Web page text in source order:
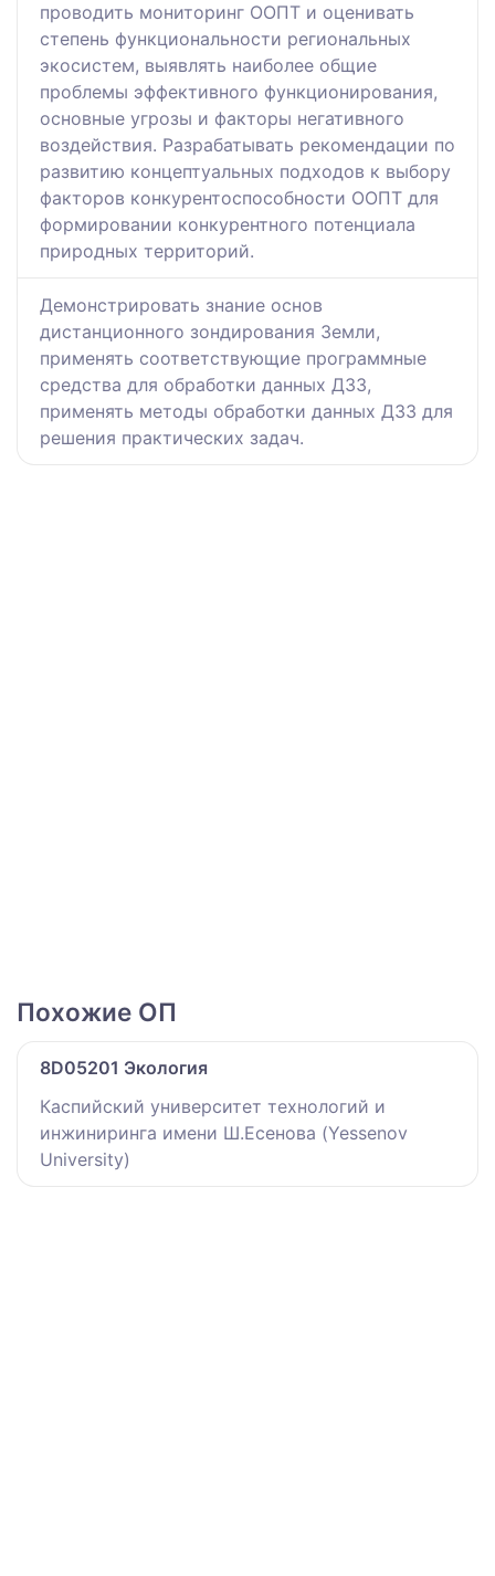
проводить мониторинг ООПТ и оценивать
степень функциональности региональных
экосистем, выявлять наиболее общие
проблемы эффективного функционирования,
основные угрозы и факторы негативного
воздействия. Разрабатывать рекомендации по
развитию концептуальных подходов к выбору
факторов конкурентоспособности ООПТ для
формировании конкурентного потенциала
природных территорий.
Демонстрировать знание основ
дистанционного зондирования Земли,
применять соответствующие программные
средства для обработки данных ДЗЗ,
применять методы обработки данных ДЗЗ для
решения практических задач.
Похожие ОП
8D05201 Экология
Каспийский университет технологий и
инжиниринга имени Ш.Есенова (Yessenov
University)